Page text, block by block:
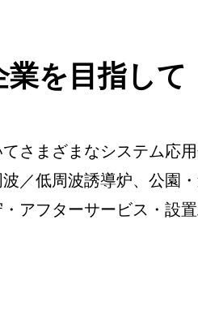
を目指して
さまざまなシステム応
／低周波誘導炉、公園
アフターサービス・設